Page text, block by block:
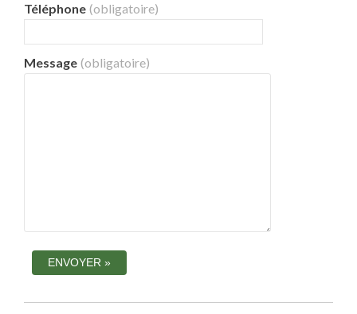
Téléphone (obligatoire)
Message (obligatoire)